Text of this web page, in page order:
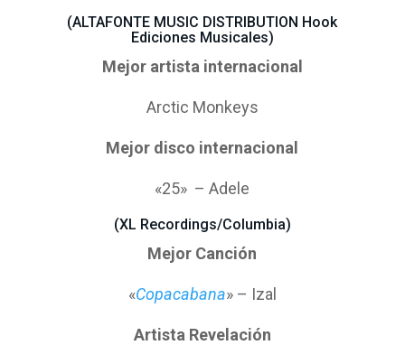
(ALTAFONTE MUSIC DISTRIBUTION Hook
Ediciones Musicales)
Mejor artista internacional
Arctic Monkeys
Mejor disco internacional
«25» – Adele
(XL Recordings/Columbia)
Mejor Canción
«Copacabana» – Izal
Artista Revelación